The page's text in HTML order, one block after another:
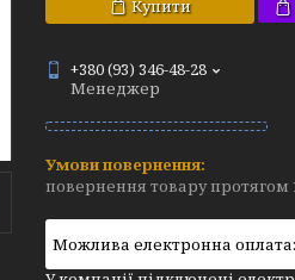
Купити
+380 (93) 346-48-28
Менеджер
повернення товару протягом